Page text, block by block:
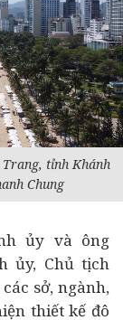
Trang, tỉnh Khánh
Chung
ủy và ông
ủy, Chủ tịch
sở, ngành,
thiết kế đô